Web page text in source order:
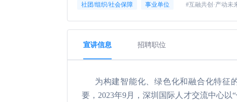
社团/组织/社会保障 事业单位 #互融共创·产动
宣讲信息 招聘职位
为构建智能化、绿色化和融合化特征
要，2023年9月，深圳国际人才交流中心